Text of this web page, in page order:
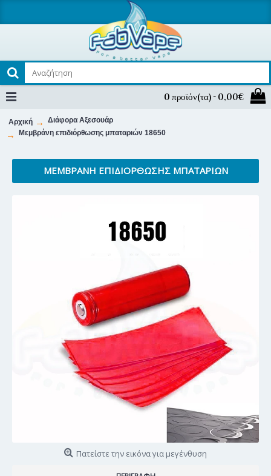
0 προϊόν(τα) - 0,00€
Αρχική
Διάφορα Αξεσουάρ
Μεμβράνη επιδιόρθωσης μπαταριών 18650
ΜΕΜΒΡΆΝΗ ΕΠΙΔΙΌΡΘΩΣΗΣ ΜΠΑΤΑΡΙΏΝ
Πατείστε την εικόνα για μεγένθυση